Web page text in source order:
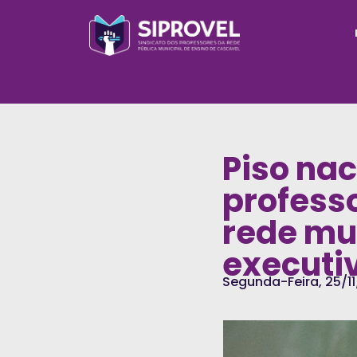
Piso
rede
Segunda-Feira, 25/